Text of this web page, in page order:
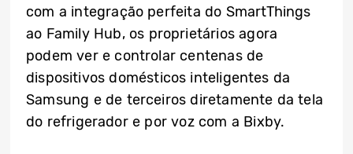
com a integração perfeita do SmartThings
ao Family Hub, os proprietários agora
podem ver e controlar centenas de
dispositivos domésticos inteligentes da
Samsung e de terceiros diretamente da tela
do refrigerador e por voz com a Bixby.